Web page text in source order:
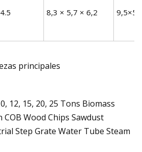
8,3 × 5,7 × 6,2
principales